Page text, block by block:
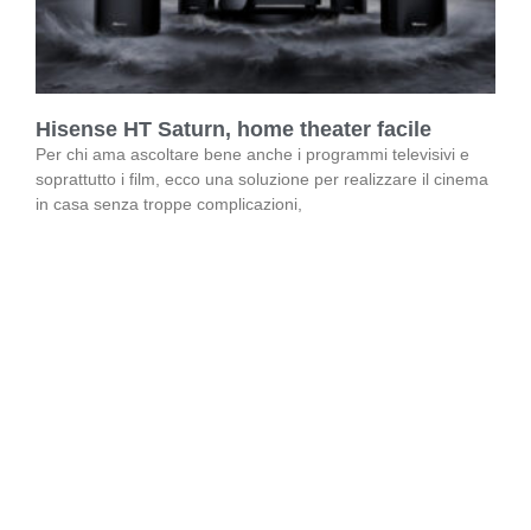
Hisense HT Saturn, home theater facile
Per chi ama ascoltare bene anche i programmi televisivi e
soprattutto i film, ecco una soluzione per realizzare il cinema
in casa senza troppe complicazioni,